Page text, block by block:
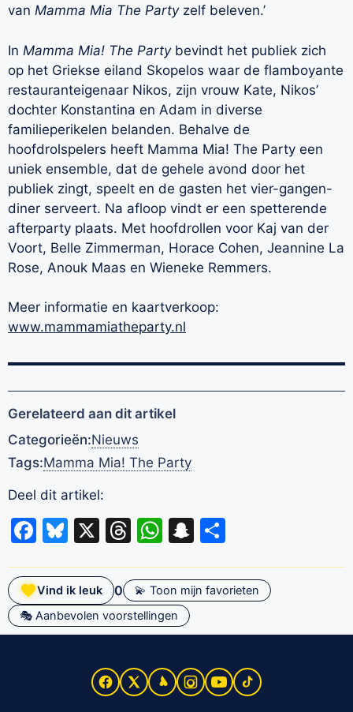
van Mamma Mia The Partyzelf beleven.’
In Mamma Mia! The Partybevindt het publiek zich
op het Griekse eiland Skopelos waar de flamboyante
restauranteigenaar Nikos, zijn vrouw Kate, Nikos’
dochter Konstantina en Adam in diverse
familieperikelen belanden. Behalve de
hoofdrolspelers heeft Mamma Mia! The Party een
uniek ensemble, dat de gehele avond door het
publiek zingt, speelt en de gasten het vier-gangen-
diner serveert. Na afloop vindt er een spetterende
afterparty plaats. Met hoofdrollen voor Kaj van der
Voort, Belle Zimmerman, Horace Cohen, Jeannine La
Rose, Anouk Maas en Wieneke Remmers.
Meer informatie en kaartverkoop:
www.mammamiatheparty.nl
Gerelateerd aan dit artikel
Categorieën:Nieuws
Tags:Mamma Mia! The Party
Deel dit artikel:
Facebook
Bluesky
X Threads
WhatsApp
Snapchat
Vind ik leuk 0
💫 Toon mijn favorieten
🎭 Aanbevolen voorstellingen